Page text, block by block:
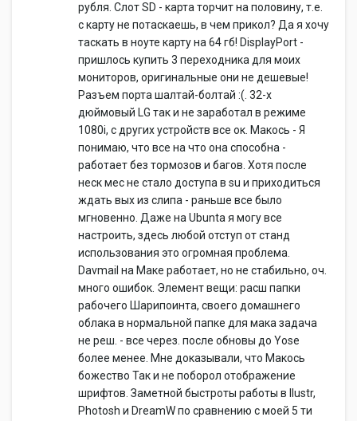
рубля. Слот SD - карта торчит на половину, т.е.
с карту не потаскаешь, в чем прикол? Да я хочу
таскать в ноуте карту на 64 гб! DisplayPort -
пришлось купить 3 переходника для моих
мониторов, оригинальные они не дешевые!
Разъем порта шалтай-болтай :(. 32-х
дюймовый LG так и не заработал в режиме
1080i, с других устройств все ок. Макось - Я
понимаю, что все на что она способна -
работает без тормозов и багов. Хотя после
неск мес не стало доступа в su и приходиться
ждать вых из слипа - раньше все было
мгновенно. Даже на Ubunta я могу все
настроить, здесь любой отступ от станд
использования это огромная проблема.
Davmail на Маке работает, но не стабильно, оч.
много ошибок. Элемент вещи: расш папки
рабочего Шарипоинта, своего домашнего
облака в нормальной папке для мака задача
не реш. - все через. после обновы до Yose
более менее. Мне доказывали, что Макось
божество Так и не поборол отображение
шрифтов. Заметной быстроты работы в Ilustr,
Photosh и DreamW по сравнению с моей 5 ти